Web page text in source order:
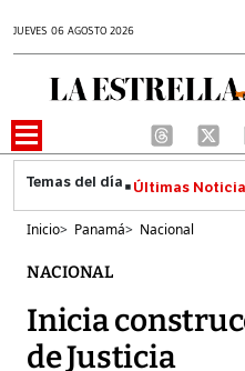
JUEVES 06 AGOSTO 2026
Últimas
Inicio> Panamá> Nacional
NACIONAL
Inicia
de Justicia